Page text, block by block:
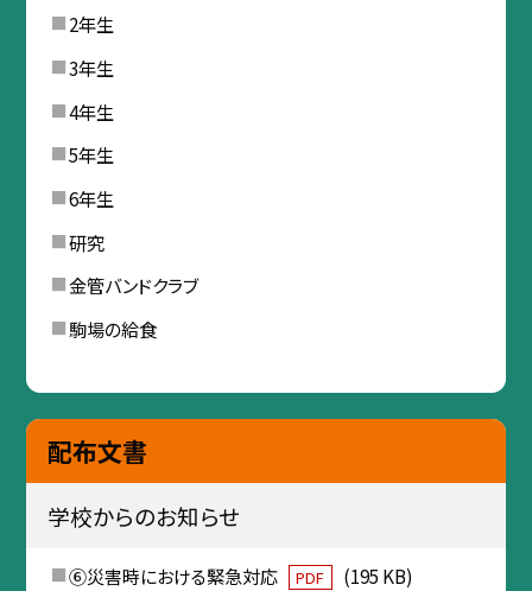
2年生
3年生
4年生
5年生
6年生
研究
金管バンドクラブ
駒場の給食
配布文書
学校からのお知らせ
⑥災害時における緊急対応 PDF
(195 KB)